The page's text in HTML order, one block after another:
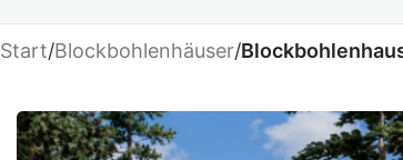
Start/Blockbohlenhäuser/